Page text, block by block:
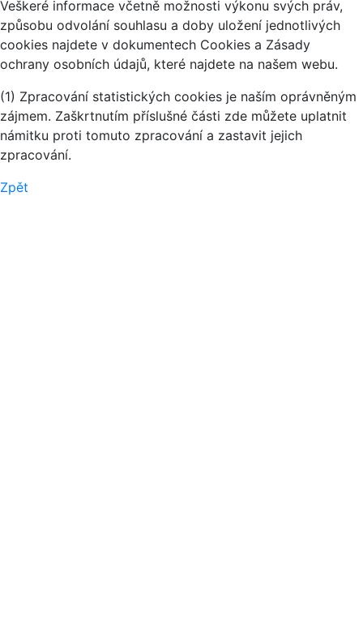
Veškeré informace včetně možnosti výkonu svých práv,
způsobu odvolání souhlasu a doby uložení jednotlivých
cookies najdete v dokumentech Cookies a Zásady
ochrany osobních údajů, které najdete na našem webu.
(1) Zpracování statistických cookies je naším oprávněným
zájmem. Zaškrtnutím příslušné části zde můžete uplatnit
námitku proti tomuto zpracování a zastavit jejich
zpracování.
Zpět